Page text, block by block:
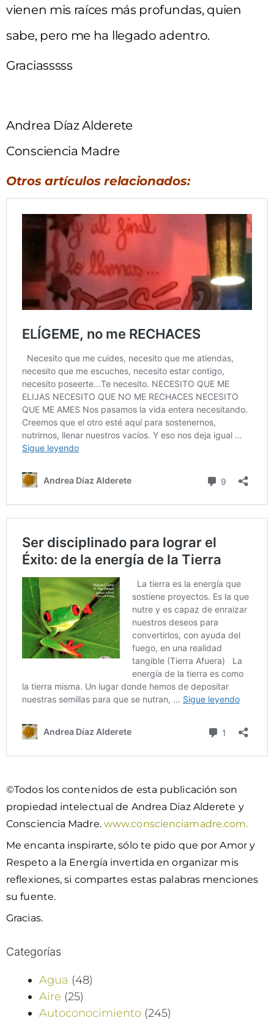
vienen mis raíces más profundas, quien
sabe, pero me ha llegado adentro.
Graciasssss
Andrea Díaz Alderete
Consciencia Madre
Otros artículos relacionados:
©Todos los contenidos de esta publicación son
propiedad intelectual de Andrea Diaz Alderete y
Consciencia Madre. www.conscienciamadre.com.
Me encanta inspirarte, sólo te pido que por Amor y
Respeto a la Energía invertida en organizar mis
reflexiones, si compartes estas palabras menciones
su fuente.
Gracias.
Categorías
Agua (48)
Aire (25)
Autoconocimiento (245)